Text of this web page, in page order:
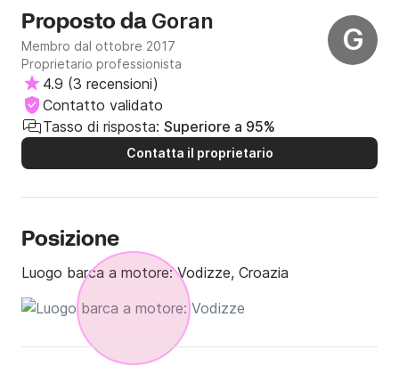
G
Proposto da Goran
Membro dal ottobre 2017
Proprietario professionista
4.9 (3 recensioni)
Contatto validato
Tasso di risposta: Superiore a 95%
Contatta il proprietario
Posizione
Luogo barca a motore:Vodizze, Croazia